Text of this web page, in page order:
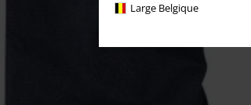
Large Belgique